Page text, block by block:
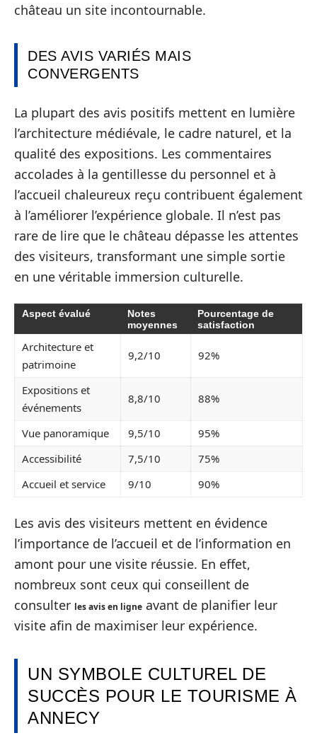
château un site incontournable.
DES AVIS VARIÉS MAIS
CONVERGENTS
La plupart des avis positifs mettent en lumière
l’architecture médiévale, le cadre naturel, et la
qualité des expositions. Les commentaires
accolades à la gentillesse du personnel et à
l’accueil chaleureux reçu contribuent également
à l’améliorer l’expérience globale. Il n’est pas
rare de lire que le château dépasse les attentes
des visiteurs, transformant une simple sortie
en une véritable immersion culturelle.
Aspect évalué
Notes
moyennes
Pourcentage de
satisfaction
Architecture et
patrimoine
9,2/10 92%
Expositions et
événements
8,8/10 88%
Vue panoramique 9,5/10
95%
Accessibilité
7,5/10
75%
Accueil et service
9/10 90%
Les avis des visiteurs mettent en évidence
l’importance de l’accueil et de l’information en
amont pour une visite réussie. En effet,
nombreux sont ceux qui conseillent de
consulter les avis en ligne avant de planifier leur
visite afin de maximiser leur expérience.
UN SYMBOLE CULTUREL DE
SUCCÈS POUR LE TOURISME À
ANNECY